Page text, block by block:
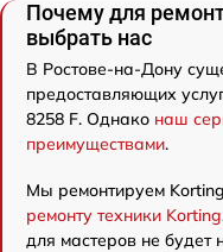
Почему для
выбрать нас
В Ростове-на-Дону
предоставляющих
8258 F. Однако наш
преимуществами.
Мы ремонтируем
ремонту техники Korting
для мастеров не будет